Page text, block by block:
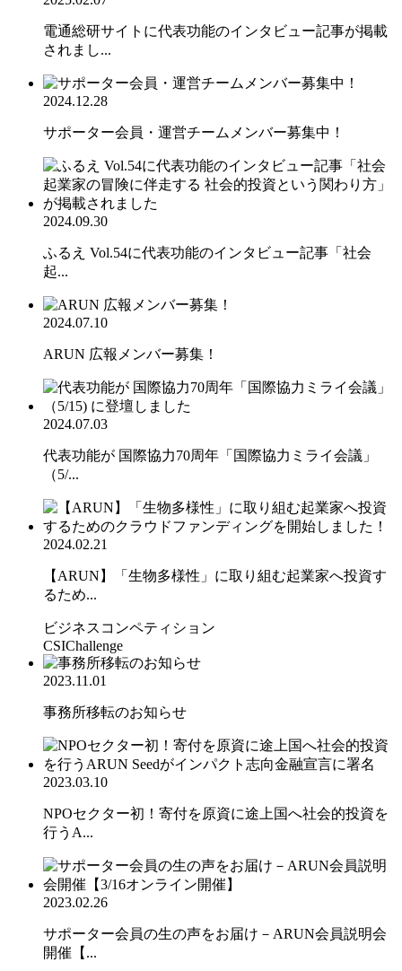
電通総研サイトに代表功能のインタビュー記事が掲載
されまし...
2024.12.28
サポーター会員・運営チームメンバー募集中！
2024.09.30
ふるえ Vol.54に代表功能のインタビュー記事「社会
起...
2024.07.10
ARUN 広報メンバー募集！
2024.07.03
代表功能が 国際協力70周年「国際協力ミライ会議」
（5/...
2024.02.21
【ARUN】「生物多様性」に取り組む起業家へ投資す
るため...
ビジネスコンペティション
CSIChallenge
2023.11.01
事務所移転のお知らせ
2023.03.10
NPOセクター初！寄付を原資に途上国へ社会的投資を
行うA...
2023.02.26
サポーター会員の生の声をお届け－ARUN会員説明会
開催【...